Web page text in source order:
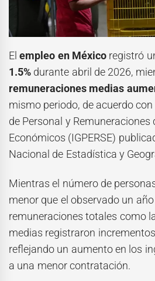
Elempleo en México registró
1.5% durante abril de 2026,
remuneraciones medias
mismo periodo, de acuerdo
de Personal y Remuneraciones
Económicos (IGPERSE)
Nacional de Estadística y
Mientras el número de
menor que el observado un
remuneraciones totales como
medias registraron
reflejando un aumento en los
a una menor contratación.